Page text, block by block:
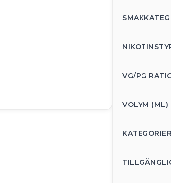
VG/PG
VOLYM (ML)
KATEGORIER